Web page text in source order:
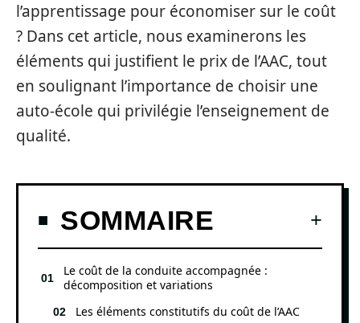
l’apprentissage pour économiser sur le coût
? Dans cet article, nous examinerons les
éléments qui justifient le prix de l’AAC, tout
en soulignant l’importance de choisir une
auto-école qui privilégie l’enseignement de
qualité.
SOMMAIRE
Le coût de la conduite accompagnée :
décomposition et variations
Les éléments constitutifs du coût de l’AAC